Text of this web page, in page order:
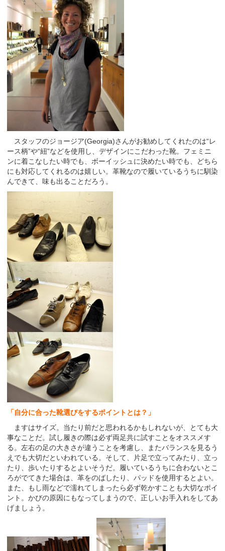
スタッフのジョージア(Georgia)さんがお勧めしてくれたのは“レ
ース柄”や“紐”などを使用し、デザインにこだわった靴。フェミニ
ンに着こなしたい時でも、ボーイッシュに決めたい時でも、どちら
にも対応してくれるのは嬉しい。革靴なので履いているうちに馴染
んできて、味も出ることだろう。
「自分に合った靴選びをするポイントとは？」
ますはサイズ。当たり前だと思われるかもしれないが、とても大
事なことだ。試し履きの際は必ず両足共に試すことをオススメす
る。左右の足の大きさが違うことを考慮し、またバランスを見るう
えでも大切だといわれている。そして、片足で立ってみたり、立っ
たり、歩いたりするとよいそうだ。履いているうちに合わないとこ
ろがでてきた場合は、革をのばしたり、パッドを使用するとよい。
また、もし雨などで濡れてしまったら必ず乾かすことも大切なポイ
ント。かびの原因にもなってしまうので、正しいお手入れをしてあ
げましょう。